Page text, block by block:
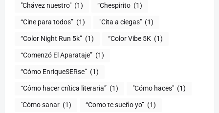
"Chávez nuestro" (1) “Chespirito (1)
“Cine para todos” (1) "Cita a ciegas" (1)
“Color Night Run 5k” (1) “Color Vibe 5K (1)
“Comenzó El Aparataje” (1)
“Cómo EnriqueSERse” (1)
(1) "Cómo haces" (1)
"Cómo sanar (1) “Como te sueño yo” (1)